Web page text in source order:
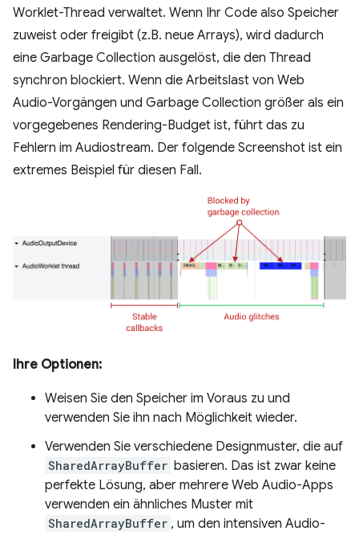
Worklet-Thread verwaltet. Wenn Ihr Code also Speicher
zuweist oder freigibt (z.B. neue Arrays), wird dadurch
eine Garbage Collection ausgelöst, die den Thread
synchron blockiert. Wenn die Arbeitslast von Web
Audio-Vorgängen und Garbage Collection größer als ein
vorgegebenes Rendering-Budget ist, führt das zu
Fehlern im Audiostream. Der folgende Screenshot ist ein
extremes Beispiel für diesen Fall.
Ihre Optionen:
Weisen Sie den Speicher im Voraus zu und
verwenden Sie ihn nach Möglichkeit wieder.
Verwenden Sie verschiedene Designmuster, die auf
SharedArrayBuffer basieren. Das ist zwar keine
perfekte Lösung, aber mehrere Web Audio-Apps
verwenden ein ähnliches Muster mit
SharedArrayBuffer , um den intensiven Audio-